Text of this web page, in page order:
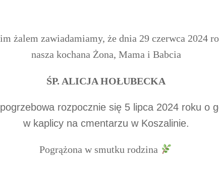
żalem zawiadamiamy, że dnia 29 czerwca 2024
nasza kochana Żona, Mama i Babcia
ŚP. ALICJA HOŁUBECKA
rozpocznie się 5 lipca 2024 roku o
w kaplicy na cmentarzu w Koszalinie.
Pogrążona w smutku rodzina